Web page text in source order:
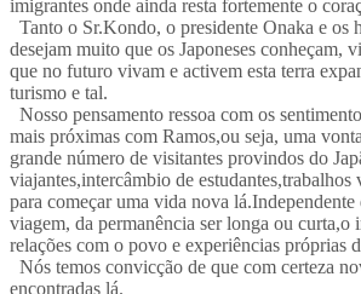
imigrantes onde ainda resta fortemente o
Tanto o Sr.Kondo, o presidente Onaka e os
desejam muito que os Japoneses conheçam,
que no futuro vivam e activem esta terra
turismo e tal.
Nosso pensamento ressoa com os
mais próximas com Ramos,ou seja, uma
grande número de visitantes provindos do
viajantes,intercâmbio de
para começar uma vida nova
viagem, da permanência ser longa ou curta,o
relações com o povo e experiências próprias
Nós temos convicção de que com certeza
encontradas lá.